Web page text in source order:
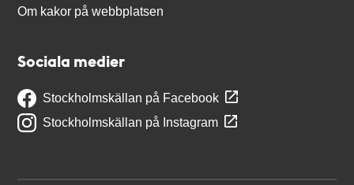
Om kakor på webbplatsen
Sociala medier
Stockholmskällan på Facebook
Stockholmskällan på Instagram